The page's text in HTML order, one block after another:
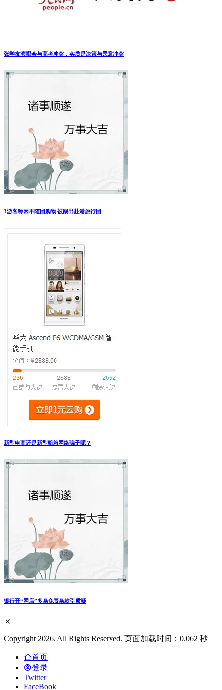
张学友演唱会与高考冲突，实质是决策与民意冲突
3游客称因不随团购物 被踢出赴港旅行团
新型电商还是新型暗箱网络骗子呢？
银行开“网店”多条免责条款引质疑
Copyright 2026. All Rights Reserved. 页面加载时间：0.062 秒
首页
登录
Twitter
FaceBook